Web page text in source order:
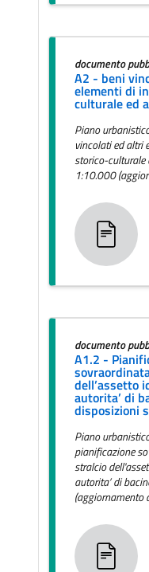
documento
A2 - beni
elementi di
culturale ed
Piano
vincolati ed altri
storico-culturale
1:10.000
documento
A1.2 -
dell’assetto
autorita’ di
disposizioni
Piano
pianificazione
stralcio
autorita’ di
(aggiornamento